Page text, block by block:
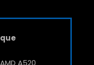
AMD A520